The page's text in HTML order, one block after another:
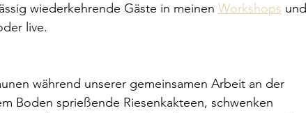
wiederkehrende Gäste in meinen Workshops und
live.
während unserer gemeinsamen Arbeit an der
Boden sprießende Riesenkakteen, schwenken